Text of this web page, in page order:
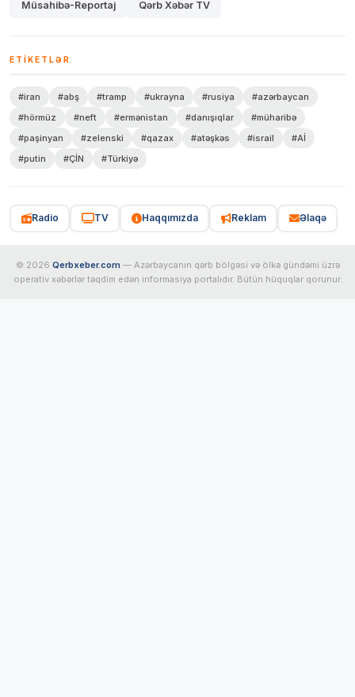
Müsahibə-Reportaj Qərb Xəbər TV
ETIKETLƏR
#iran #abş #tramp #ukrayna #rusiya
#azərbaycan
#hörmüz
#neft #ermənistan #danışıqlar
#müharibə
#paşinyan
#zelenski #qazax #atəşkəs #israil
#Aİ
#putin
#ÇİN #Türkiyə
Radio TV Haqqımızda Reklam Əlaqə
© 2026 Qerbxeber.com — Azərbaycanın qərb bölgəsi və ölkə gündəmi üzrə
operativ xəbərlər təqdim edən informasiya portalıdır. Bütün hüquqlar qorunur.